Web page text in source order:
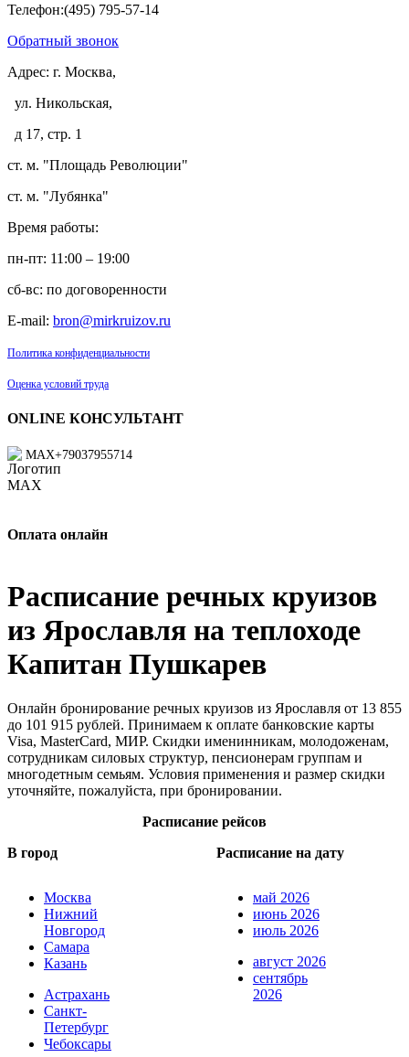
Телефон:(495) 795-57-14
Обратный звонок
Адрес: г. Москва,
ул. Никольская,
д 17, стр. 1
ст. м. "Площадь Революции"
ст. м. "Лубянка"
Время работы:
пн-пт: 11:00 – 19:00
сб-вс: по договоренности
E-mail: bron@mirkruizov.ru
Политика конфиденциальности
Оценка условий труда
ONLINE КОНСУЛЬТАНТ
MAX+79037955714
Оплата онлайн
Расписание речных круизов
из Ярославля на теплоходе
Капитан Пушкарев
Онлайн бронирование речных круизов из Ярославля от 13 855
до 101 915 рублей. Принимаем к оплате банковские карты
Visa, MasterCard, МИР. Скидки именинникам, молодоженам,
сотрудникам силовых структур, пенсионерам группам и
многодетным семьям. Условия применения и размер скидки
уточняйте, пожалуйста, при бронировании.
Расписание рейсов
В город
Расписание на дату
Москва
Нижний
Новгород
Самара
Казань
Астрахань
Санкт-
Петербург
Чебоксары
май 2026
июнь 2026
июль 2026
август 2026
сентябрь
2026